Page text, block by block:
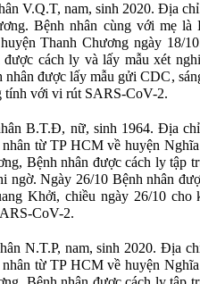
V.Q.T, nam, sinh 2020. Địa
Bệnh nhân cùng với mẹ
Thanh Chương ngày 18/
được cách ly và lấy mẫu xét
nhân được lấy mẫu gửi CDC,
tính với vi rút SARS-CoV-2.
B.T.Đ, nữ, sinh 1964. Địa
từ TP HCM về huyện
Bệnh nhân được cách ly tập
ngờ. Ngày 26/10 Bệnh nhân
Khởi, chiều ngày 26/10 cho
CoV-2.
N.T.P, nam, sinh 2020. Địa
từ TP HCM về huyện